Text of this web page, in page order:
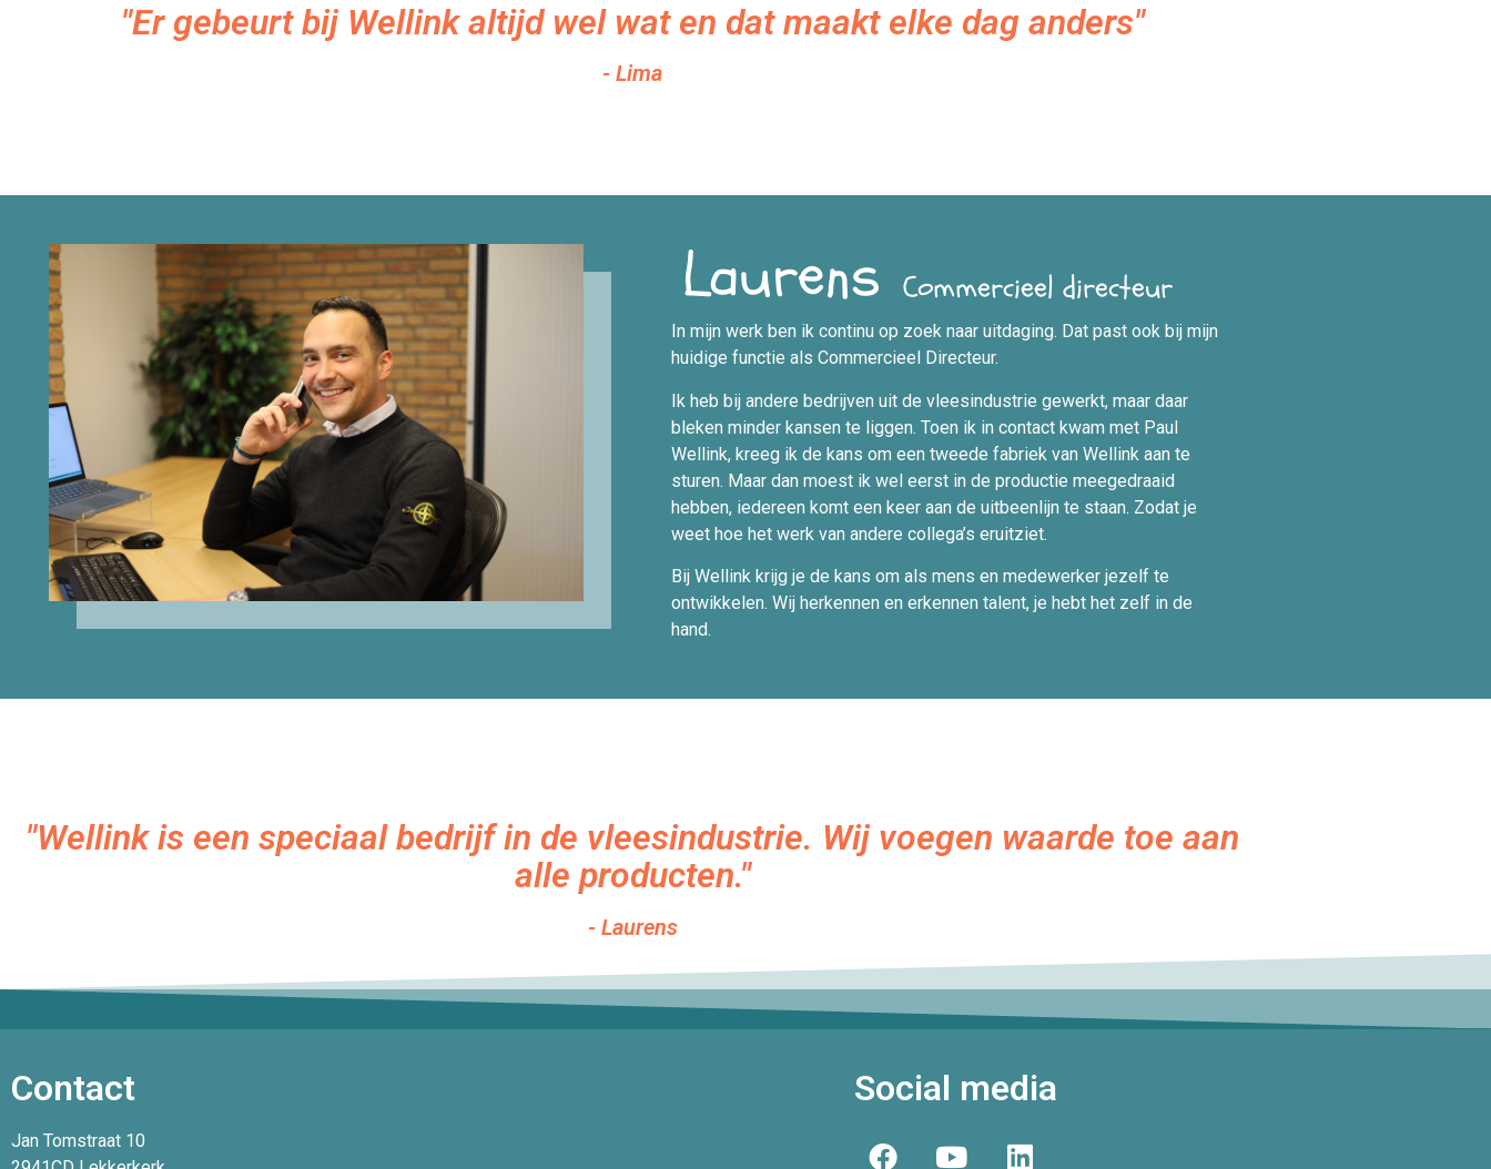
"Er gebeurt bij Wellink altijd wel wat en dat maakt elke dag anders"
- Lima
Laurens Commercieel directeur
In mijn werk ben ik continu op zoek naar uitdaging. Dat past ook bij mijn
huidige functie als Commercieel Directeur.
Ik heb bij andere bedrijven uit de vleesindustrie gewerkt, maar daar
bleken minder kansen te liggen. Toen ik in contact kwam met Paul
Wellink, kreeg ik de kans om een tweede fabriek van Wellink aan te
sturen. Maar dan moest ik wel eerst in de productie meegedraaid
hebben, iedereen komt een keer aan de uitbeenlijn te staan. Zodat je
weet hoe het werk van andere collega’s eruitziet.
Bij Wellink krijg je de kans om als mens en medewerker jezelf te
ontwikkelen. Wij herkennen en erkennen talent, je hebt het zelf in de
hand.
"Wellink is een speciaal bedrijf in de vleesindustrie. Wij voegen waarde toe aan
alle producten."
- Laurens
Contact
Jan Tomstraat 10
Social media